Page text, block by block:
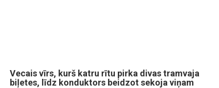
Vecais vīrs, kurš katru rītu pirka divas tramvaja
biļetes, līdz konduktors beidzot sekoja viņam